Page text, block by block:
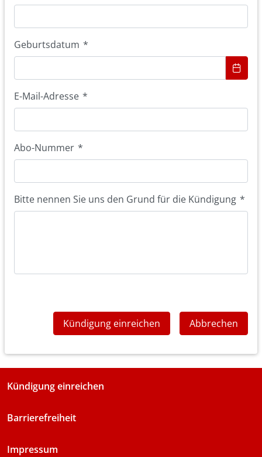
Geburtsdatum *
E-Mail-Adresse *
Abo-Nummer *
Bitte nennen Sie uns den Grund für die Kündigung *
Kündigung einreichen Abbrechen
Kündigung einreichen
Barrierefreiheit
Impressum